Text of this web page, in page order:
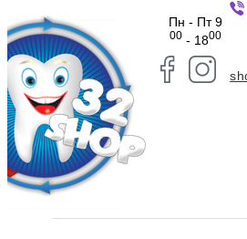
Пн - Пт 9
00- 1800